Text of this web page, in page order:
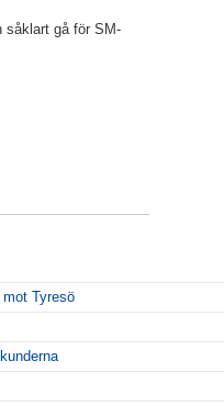
såklart gå för SM-
Tyresö